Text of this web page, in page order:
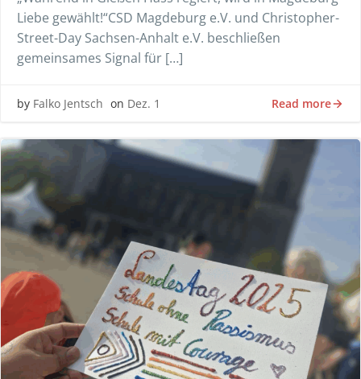
Liebe gewählt!“CSD Magdeburg e.V. und Christopher-
Street-Day Sachsen-Anhalt e.V. beschließen
gemeinsames Signal für […]
by Falko Jentsch on Dez. 1 Read more